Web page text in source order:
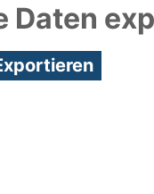
Daten